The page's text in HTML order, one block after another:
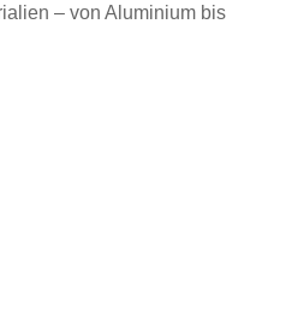
– von Aluminium bis